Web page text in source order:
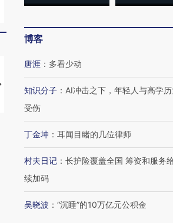
术：是什么让中产们甘
粒摇头丸 尿检体内含3种
【推广】走进第四届链博
会，让数智科技“链”接产
【特别呈现】寻找100种
博客
唐涯 ： 多看少动
知识分子 ： AI冲击之下，年轻人与高学
受伤
丁金坤 ： 耳闻目睹的几位律师
村夫日记 ： 长护险覆盖全国 筹资和服务
续加码
吴晓波 ： “沉睡”的10万亿元公积金